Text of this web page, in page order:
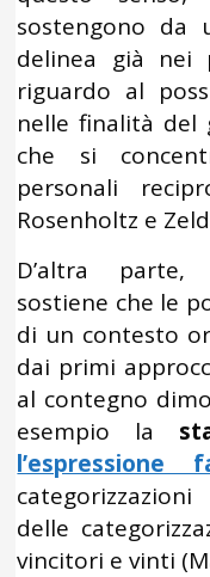
sostengono da
delinea già nei
riguardo al
nelle finalità del
che si
personali
Rosenholtz e
D’altra parte,
sostiene che le
di un contesto
dai primi
al contegno
esempio la
l’espressione
delle
vincitori e vinti